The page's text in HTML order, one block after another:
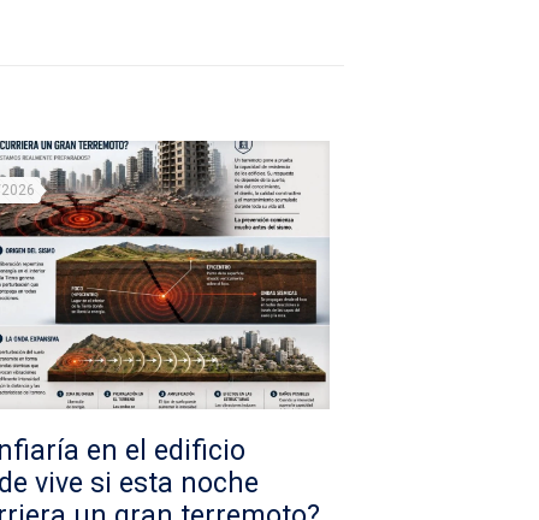
en el edificio
vive si esta noche